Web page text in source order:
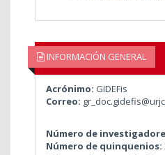
INFORMACIÓN GENERAL
Acrónimo: GIDEFis
Correo:
Número de
Número de quinquenios: